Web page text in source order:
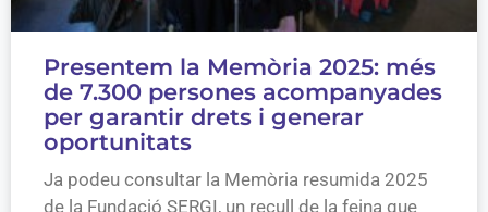
Presentem la Memòria 2025: més
de 7.300 persones acompanyades
per garantir drets i generar
oportunitats
Ja podeu consultar la Memòria resumida 2025
de la Fundació SERGI, un recull de la feina que